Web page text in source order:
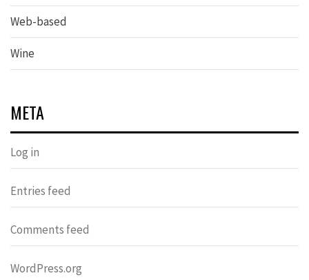
Web-based
Wine
META
Log in
Entries feed
Comments feed
WordPress.org